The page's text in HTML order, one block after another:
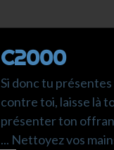
C2000
Si donc tu
contre toi, laisse là
présenter ton
... Nettoyez vos